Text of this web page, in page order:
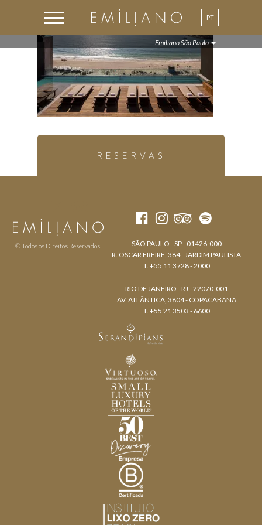
PT
EN
Emiliano São Paulo
RESERVAS
© Todos os Direitos Reservados.
SÃO PAULO - SP - 01426-000
R. OSCAR FREIRE, 384 - JARDIM PAULISTA
T. +55 11 3728 - 2000
RIO DE JANEIRO - RJ - 22070-001
AV. ATLÂNTICA, 3804 - COPACABANA
T. +55 21 3503 - 6600